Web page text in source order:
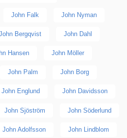
John Falk John Nyman
Bergqvist John Dahl
Hansen John Möller
John Palm John Borg
John Englund John Davidsson
John Sjöström John Söderlund
John Adolfsson John Lindblom